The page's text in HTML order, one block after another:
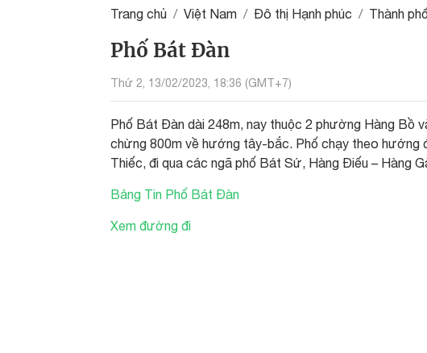
Trang chủ Việt Nam Đô thị Hạnh phúc Thành
Phố Bát Đàn
Thứ 2, 13/02/2023, 18:36 (GMT+7)
Phố Bát Đàn dài 248m, nay thuộc 2 phường Hàng Bồ
chừng 800m về hướng tây-bắc. Phố chạy theo hướng
Thiếc, đi qua các ngã phố Bát Sứ, Hàng Điếu – Hàng
Bảng Tin Phố Bát Đàn
Xem đường đi